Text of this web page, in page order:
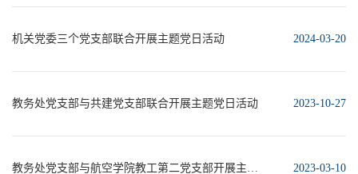
机关党委三个党支部联合开展主题党日活动 2024-03-20
教务处党支部与共建党支部联合开展主题党日活动 2023-10-27
教务处党支部与航空学院教工第二党支部开展主题党日活动 2023-03-10